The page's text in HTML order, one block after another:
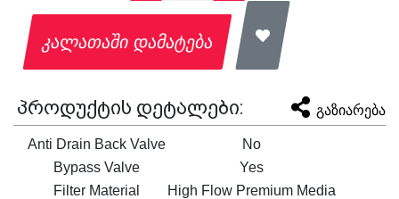
კალათაში დამატება
პროდუქტის დეტალები: გაზიარება
Anti Drain Back Valve
No
Bypass Valve
Yes
Filter Material
High Flow Premium Media